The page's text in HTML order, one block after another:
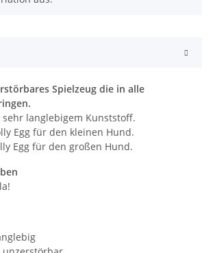
Spielzeug die in alle
sehr langlebigem Kunststoff.
Egg für den kleinen Hund.
Egg für den großen Hund.